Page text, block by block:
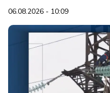
06.08.2026 - 10:09